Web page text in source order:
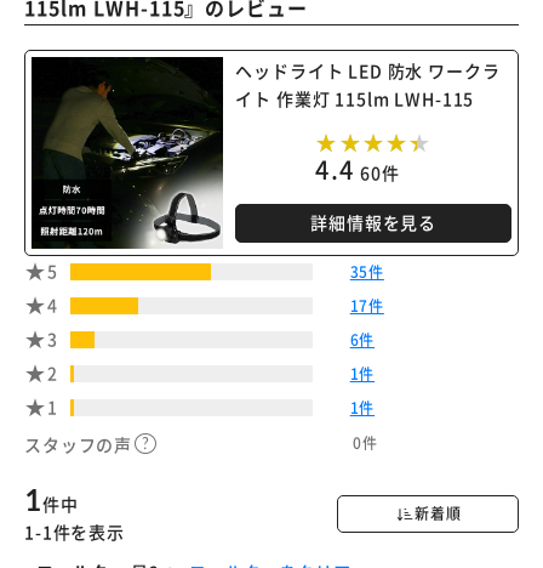
115lm LWH-115』のレビュー
ヘッドライト LED 防水 ワークラ
イト 作業灯 115lm LWH-115
4.4 60件
詳細情報を見る
5 35件
4 17件
3 6件
2 1件
1 1件
スタッフの声 0件
新着順
1件中
1-1件を表示